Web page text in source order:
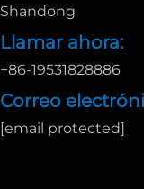
Shandong
Llamar ahora:
+86-19531828886
Correo
[email protected]